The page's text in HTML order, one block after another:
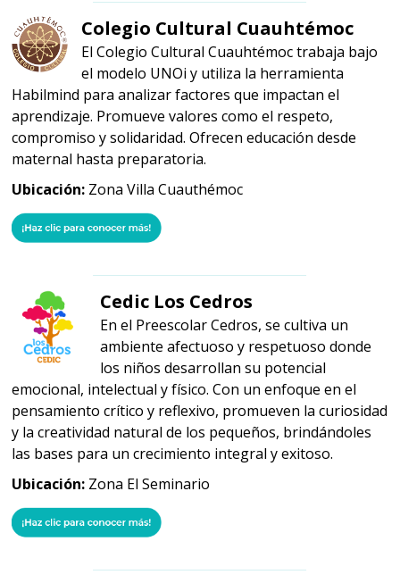
Colegio Cultural Cuauhtémoc
El Colegio Cultural Cuauhtémoc trabaja bajo
el modelo UNOi y utiliza la herramienta
Habilmind para analizar factores que impactan el
aprendizaje. Promueve valores como el respeto,
compromiso y solidaridad. Ofrecen educación desde
maternal hasta preparatoria.
Ubicación: Zona Villa Cuauthémoc
Cedic Los Cedros
En el Preescolar Cedros, se cultiva un
ambiente afectuoso y respetuoso donde
los niños desarrollan su potencial
emocional, intelectual y físico. Con un enfoque en el
pensamiento crítico y reflexivo, promueven la curiosidad
y la creatividad natural de los pequeños, brindándoles
las bases para un crecimiento integral y exitoso.
Ubicación: Zona El Seminario